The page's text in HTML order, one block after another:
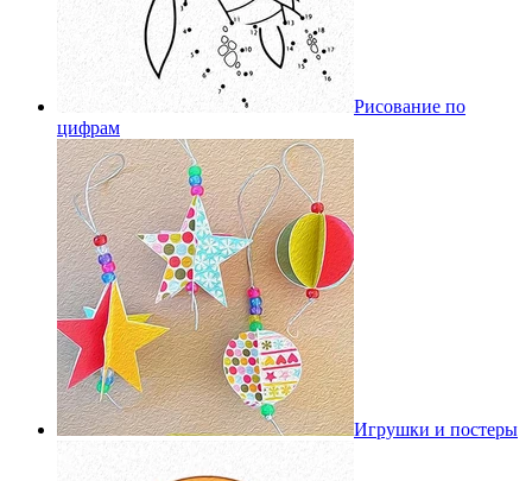
Рисование по
цифрам
Игрушки и постеры